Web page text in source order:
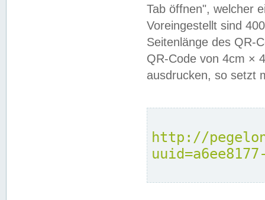
Tab öffnen", welcher
Voreingestellt sind
Seitenlänge des QR-
QR-Code von 4cm ×
ausdrucken, so setzt
http://